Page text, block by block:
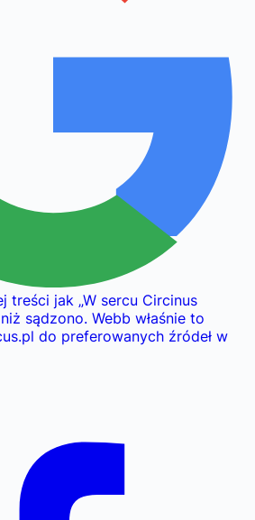
treści jak „W sercu Circinus
sądzono. Webb właśnie to
do preferowanych źródeł w